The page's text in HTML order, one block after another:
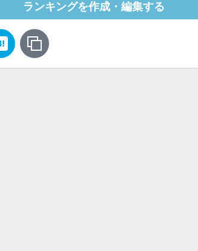
ランキングを作成・編集する